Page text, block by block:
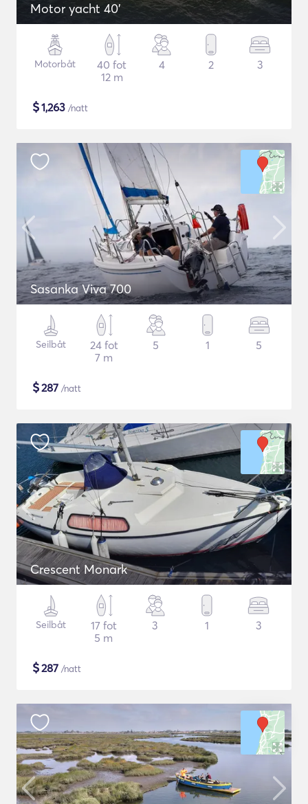
Motor yacht 40'
Motorbåt
40 fot
12 m
4 2 3
$1,263 /natt
Sasanka Viva 700
Seilbåt
24 fot
7 m
5 1 5
$287 /natt
Crescent Monark
Seilbåt
17 fot
5 m
3 1 3
$287 /natt